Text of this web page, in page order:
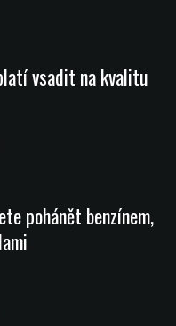
vsadit na kvalitu
pohánět benzínem,